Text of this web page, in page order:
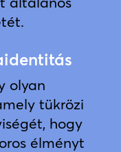
olyan
tükrözi
hogy
élményt